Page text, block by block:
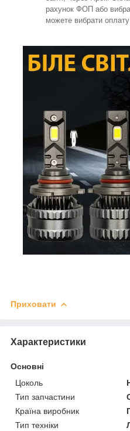
рахунок ФОП або
можете вибрати
Приховати
Характеристики
Основні
Цоколь
Тип запчастини
Країна виробник
Тип техніки